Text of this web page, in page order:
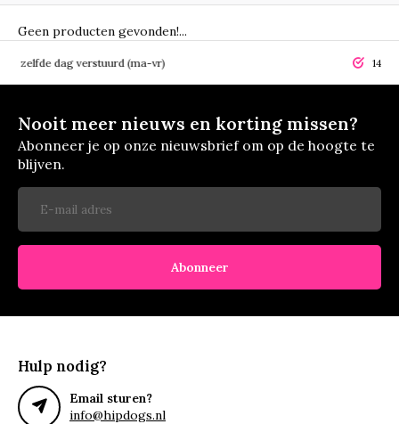
Geen producten gevonden!...
dag verstuurd (ma-vr) 14 dagen
Nooit meer nieuws en korting missen?
Abonneer je op onze nieuwsbrief om op de hoogte te
blijven.
Abonneer
Hulp nodig?
Email sturen?
info@hipdogs.nl